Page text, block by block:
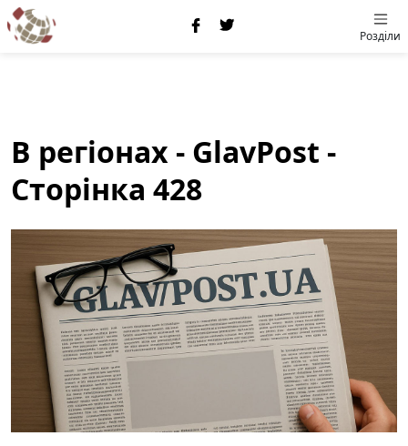
Розділи
В регіонах - GlavPost -
Сторінка 428